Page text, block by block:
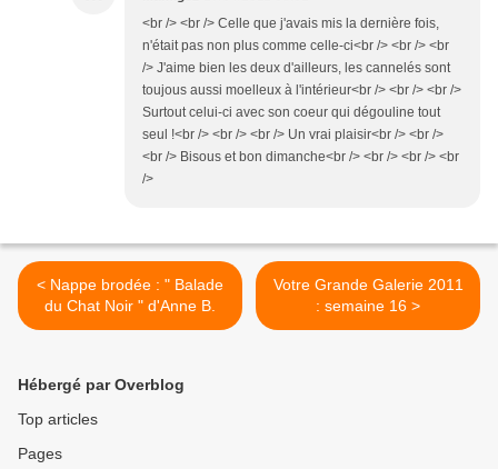
<br /> <br /> Celle que j'avais mis la dernière fois,
n'était pas non plus comme celle-ci<br /> <br /> <br
/> J'aime bien les deux d'ailleurs, les cannelés sont
toujous aussi moelleux à l'intérieur<br /> <br /> <br />
Surtout celui-ci avec son coeur qui dégouline tout
seul !<br /> <br /> <br /> Un vrai plaisir<br /> <br />
<br /> Bisous et bon dimanche<br /> <br /> <br /> <br
/>
< Nappe brodée : " Balade
du Chat Noir " d'Anne B.
Votre Grande Galerie 2011
: semaine 16 >
Hébergé par Overblog
Top articles
Pages